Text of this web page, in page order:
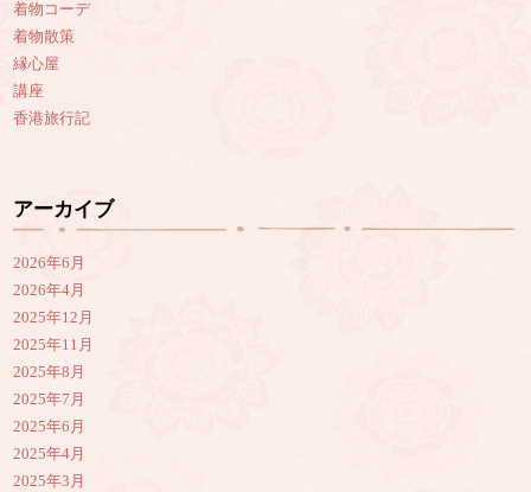
着物コーデ
着物散策
縁心屋
講座
香港旅行記
アーカイブ
2026年6月
2026年4月
2025年12月
2025年11月
2025年8月
2025年7月
2025年6月
2025年4月
2025年3月